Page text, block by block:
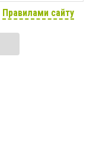
Правилами сайту